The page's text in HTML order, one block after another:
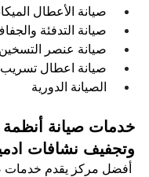
صيانة الأعطال
صيانة التدفئة
صيانة عنصر التسخين
صيانة اعطال تسريب
الصيانة الدورية
خدمات صيانة أنظمة
وتجفيف نشافات
أفضل مركز يقدم خدمات